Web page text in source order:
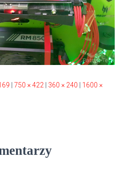
750 × 422 360 × 240
1600 ×